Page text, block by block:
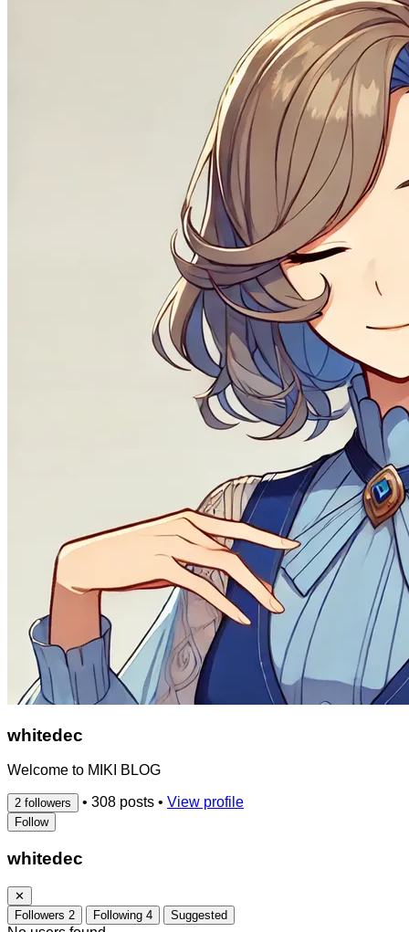
whitedec
Welcome to MIKI BLOG
2 followers • 308 posts • View profile
Follow
whitedec
✕
Followers 2 Following 4 Suggested